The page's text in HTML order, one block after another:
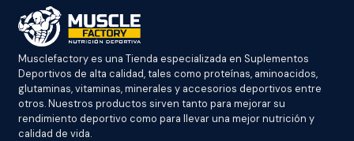
Musclefactory es una Tienda especializada en Suplementos
Deportivos de alta calidad, tales como proteínas, aminoacidos,
glutaminas, vitaminas, minerales y accesorios deportivos entre
otros. Nuestros productos sirven tanto para mejorar su
rendimiento deportivo como para llevar una mejor nutrición y
calidad de vida.